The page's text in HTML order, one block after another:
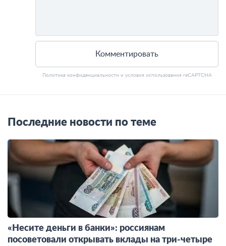
Комментировать
Политика конфиденциальности и условия использования reCAPTCHA
Последние новости по теме
«Несите деньги в банки»: россиянам
посоветовали открывать вклады на три-четыре